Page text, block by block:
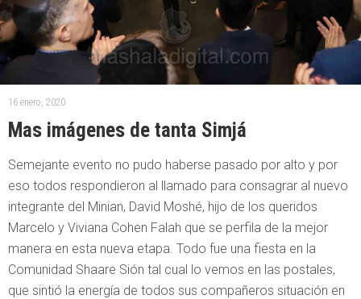
16 enero, 2020
Mas imágenes de tanta Simjá
Semejante evento no pudo haberse pasado por alto y por
eso todos respondieron al llamado para consagrar al nuevo
integrante del Minian, David Moshé, hijo de los queridos
Marcelo y Viviana Cohen Falah que se perfila de la mejor
manera en esta nueva etapa. Todo fue una fiesta en la
Comunidad Shaare Sión tal cual lo vemos en las postales,
que sintió la energía de todos sus compañeros situación en